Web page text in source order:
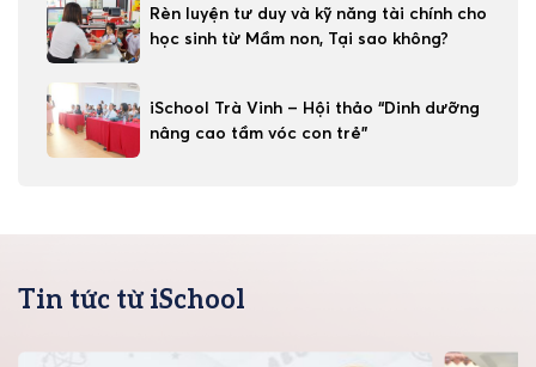
Rèn luyện tư duy và kỹ năng tài chính cho
học sinh từ Mầm non, Tại sao không?
iSchool Trà Vinh – Hội thảo “Dinh dưỡng
nâng cao tầm vóc con trẻ”
Tin tức từ iSchool